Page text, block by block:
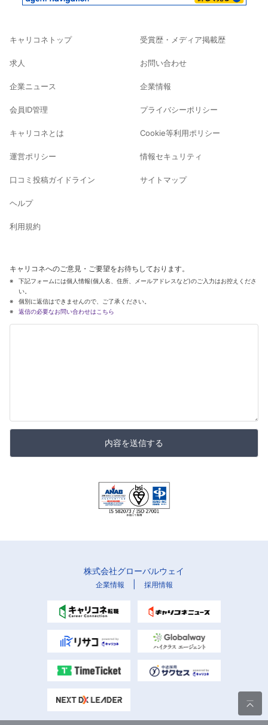
キャリコネトップ
求人
企業ニュース
会員ID管理
キャリコネとは
運営ポリシー
口コミ投稿ガイドライン
ヘルプ
利用規約
受賞歴・メディア掲載歴
お問い合わせ
企業情報
プライバシーポリシー
Cookie等利用ポリシー
情報セキュリティ
サイトマップ
キャリコネへのご意見・ご要望をお待ちしております。
下記フォームには個人情報(個人名、住所、メールアドレスなど)のご入力はお控えくださ
い。
個別に返信はできませんので、ご了承ください。
返信の必要なお問い合わせはこちら
内容を送信する
株式会社グローバルウェイ
企業情報 採用情報
